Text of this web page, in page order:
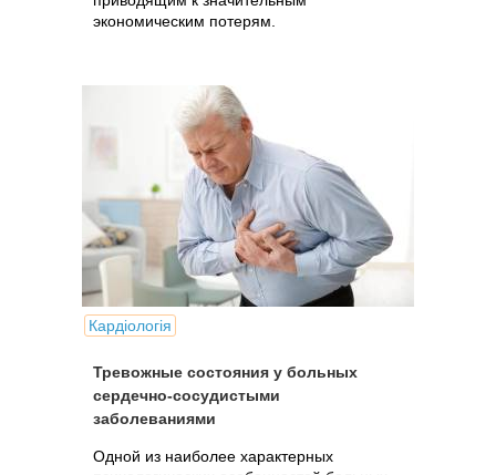
экономическим потерям.
Кардіологія
Тревожные состояния у больных
сердечно-сосудистыми
заболеваниями
Одной из наиболее характерных